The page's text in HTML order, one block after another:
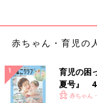
赤ちゃん・育児の
育児の困
夏号』 4
いっぱい
赤ちゃん